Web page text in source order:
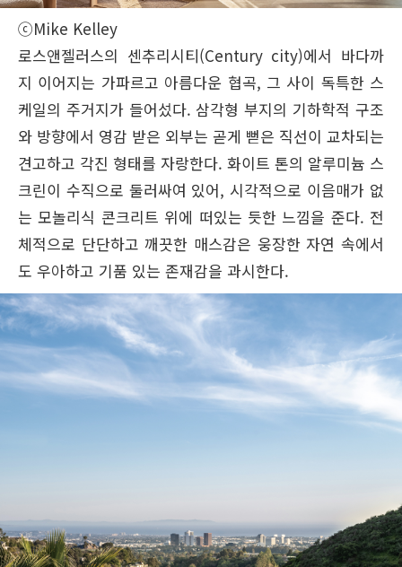
ⓒMike Kelley
로스앤젤러스의 센추리시티(Century city)에서 바다까
지 이어지는 가파르고 아름다운 협곡, 그 사이 독특한 스
케일의 주거지가 들어섰다. 삼각형 부지의 기하학적 구조
와 방향에서 영감 받은 외부는 곧게 뻗은 직선이 교차되는
견고하고 각진 형태를 자랑한다. 화이트 톤의 알루미늄 스
크린이 수직으로 둘러싸여 있어, 시각적으로 이음매가 없
는 모놀리식 콘크리트 위에 떠있는 듯한 느낌을 준다. 전
체적으로 단단하고 깨끗한 매스감은 웅장한 자연 속에서
도 우아하고 기품 있는 존재감을 과시한다.